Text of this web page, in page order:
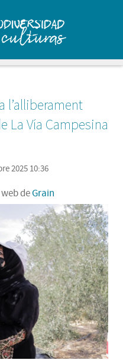
l’alliberament
La Vía Campesina
2025 10:36
deGrain